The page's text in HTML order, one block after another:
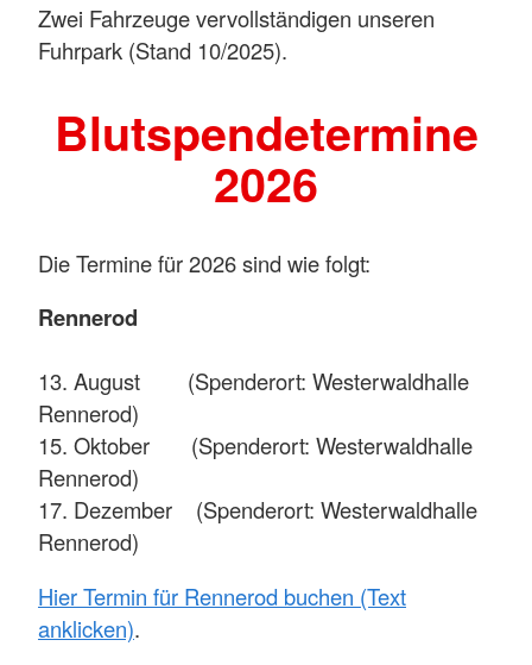
Zwei Fahrzeuge vervollständigen unseren
Fuhrpark (Stand 10/2025).
Blutspendetermine
2026
Die Termine für 2026 sind wie folgt:
Rennerod
13. August (Spenderort: Westerwaldhalle
Rennerod)
15. Oktober (Spenderort: Westerwaldhalle
Rennerod)
17. Dezember (Spenderort: Westerwaldhalle
Rennerod)
Hier Termin für Rennerod buchen (Text
anklicken).